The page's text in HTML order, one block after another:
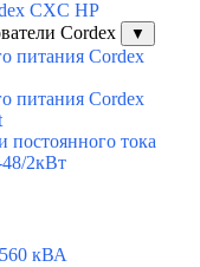
CXC HP
Cordex
▼
питания Cordex
питания Cordex
постоянного тока
2кВт
кВА